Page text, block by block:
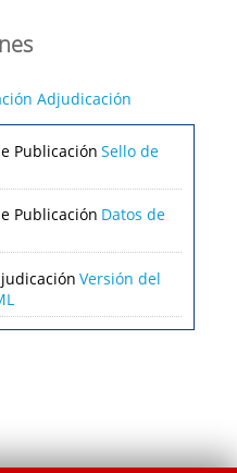
Adjudicación
Publicación Sello de
Publicación Datos de
Versión del